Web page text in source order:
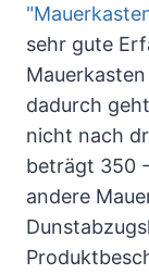
sehr gute
dadurch
nicht nach
beträgt 350
andere